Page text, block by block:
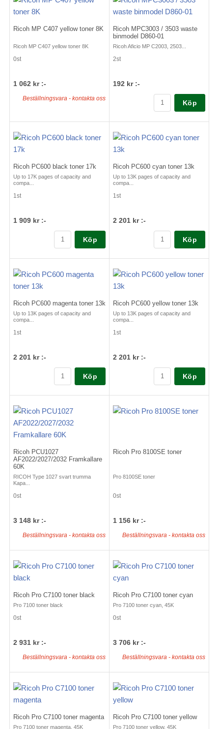
Ricoh MP C407 yellow toner 8K
Ricoh MP C407 yellow toner 8K
0st
1 062 kr :-
Beställningsvara - kontakta oss
Ricoh MPC3003 / 3503 waste
binmodel D860-01
Ricoh Aficio MP C2003, 2503...
2st
192 kr :-
Köp
Ricoh PC600 black toner 17k
Up to 17K pages of capacity and
compa...
1st
1 909 kr :-
Köp
Ricoh PC600 cyan toner 13k
Up to 13K pages of capacity and
compa...
1st
2 201 kr :-
Köp
Ricoh PC600 magenta toner 13k
Up to 13K pages of capacity and
compa...
1st
2 201 kr :-
Köp
Ricoh PC600 yellow toner 13k
Up to 13K pages of capacity and
compa...
1st
2 201 kr :-
Köp
Ricoh PCU1027
AF2022/2027/2032 Framkallare
60K
RICOH Type 1027 svart trumma
Kapa...
0st
3 148 kr :-
Beställningsvara - kontakta oss
Ricoh Pro 8100SE toner
Pro 8100SE toner
0st
1 156 kr :-
Beställningsvara - kontakta oss
Ricoh Pro C7100 toner black
Pro 7100 toner black
0st
2 931 kr :-
Beställningsvara - kontakta oss
Ricoh Pro C7100 toner cyan
Pro 7100 toner cyan, 45K
0st
3 706 kr :-
Beställningsvara - kontakta oss
Ricoh Pro C7100 toner magenta
Pro 7100 toner magenta, 45K
Ricoh Pro C7100 toner yellow
Pro 7100 toner yellow, 45K